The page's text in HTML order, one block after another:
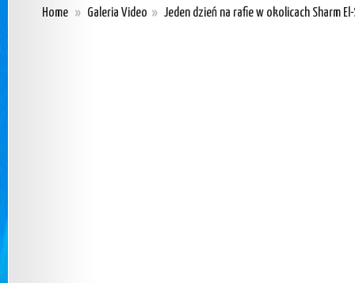
Home » Galeria Video » Jeden dzień na rafie w okolicach Sharm